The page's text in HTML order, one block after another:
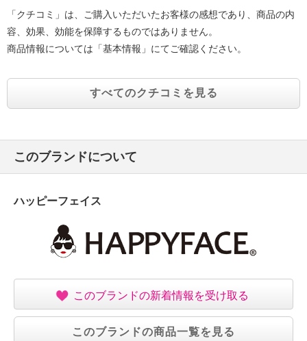
「クチコミ」は、ご購入いただいたお客様の感想であり、商品の内
容、効果、効能を保障するものではありません。
商品情報については「基本情報」にてご確認ください。
すべてのクチコミを見る
このブランドについて
ハッピーフェイス
このブランドの新着情報を受け取る
このブランドの商品一覧を見る